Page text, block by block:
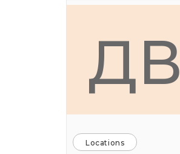
ДВ
Locations